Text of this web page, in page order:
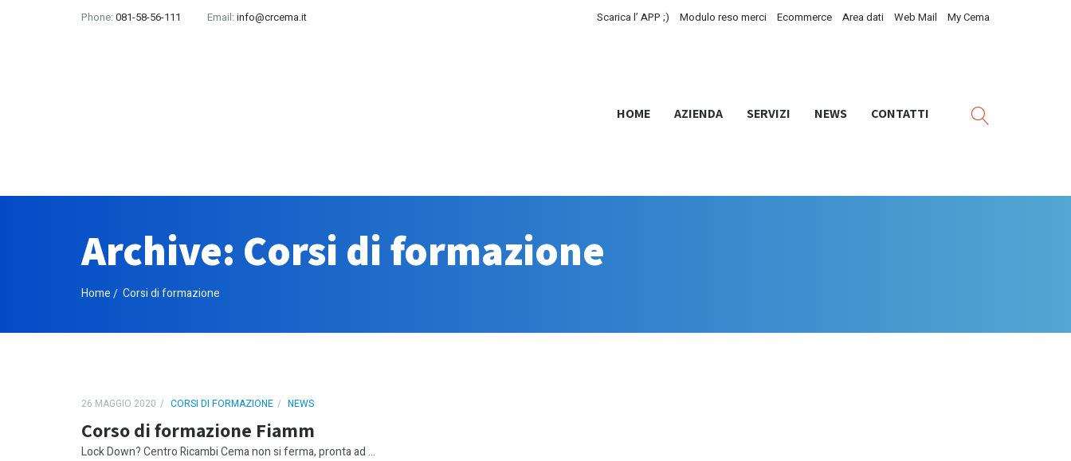
Phone: 081-58-56-111 Email: info@crcema.it Scarica l’ APP ;) Modulo reso merci Ecommerce Area dati Web Mail My Cema
HOME AZIENDA SERVIZI NEWS CONTATTI
Archive: Corsi di formazione
Home Corsi di formazione
26 MAGGIO 2020 CORSI DI FORMAZIONE NEWS
Corso di formazione Fiamm
Lock Down? Centro Ricambi Cema non si ferma, pronta ad ...